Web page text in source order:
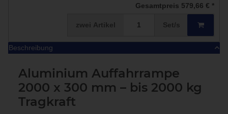
Gesamtpreis 579,66 € *
zwei Artikel Set/s
Beschreibung
Aluminium Auffahrrampe
2000 x 300 mm – bis 2000 kg
Tragkraft